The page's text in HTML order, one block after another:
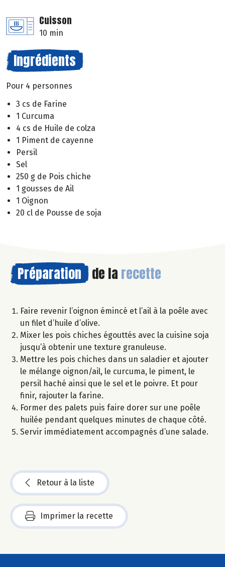
Cuisson
10 min
Ingrédients
Pour 4 personnes
3 cs de Farine
1 Curcuma
4 cs de Huile de colza
1 Piment de cayenne
Persil
Sel
250 g de Pois chiche
1 gousses de Ail
1 Oignon
20 cl de Pousse de soja
Préparation de la recette
Faire revenir l’oignon émincé et l’ail à la poêle avec
un filet d’huile d’olive.
Mixer les pois chiches égouttés avec la cuisine soja
jusqu’à obtenir une texture granuleuse.
Mettre les pois chiches dans un saladier et ajouter
le mélange oignon/ail, le curcuma, le piment, le
persil haché ainsi que le sel et le poivre. Et pour
finir, rajouter la farine.
Former des palets puis faire dorer sur une poêle
huilée pendant quelques minutes de chaque côté.
Servir immédiatement accompagnés d’une salade.
Retour à la liste
Imprimer la recette